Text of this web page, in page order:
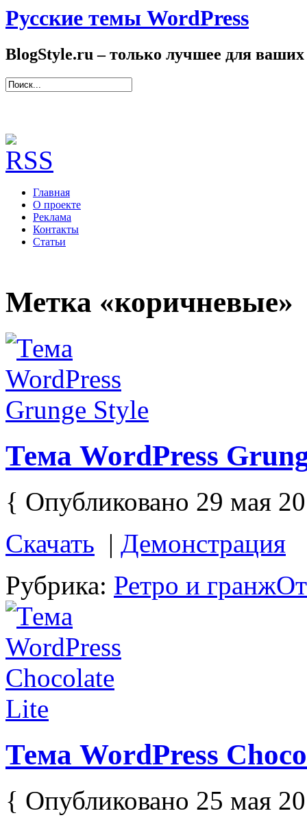
Русские темы WordPress
BlogStyle.ru – только лучшее для ваших
Главная
О проекте
Реклама
Контакты
Статьи
Метка «коричневые»
Тема WordPress
{ Опубликовано 29 мая
Скачать | Демонстрация
Рубрика: Ретро и гранж
Тема WordPress
{ Опубликовано 25 мая